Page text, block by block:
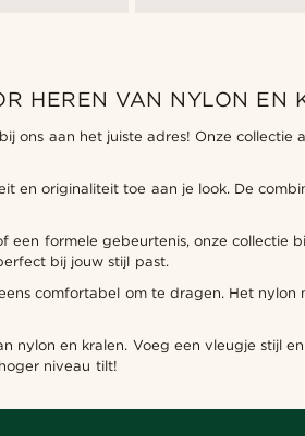
HEREN VAN NYLON EN
ons aan het juiste adres! Onze
en originaliteit toe aan je look. De
formele gebeurtenis, onze collectie
bij jouw stijl past.
comfortabel om te dragen. Het
en kralen. Voeg een vleugje stijl
niveau tilt!